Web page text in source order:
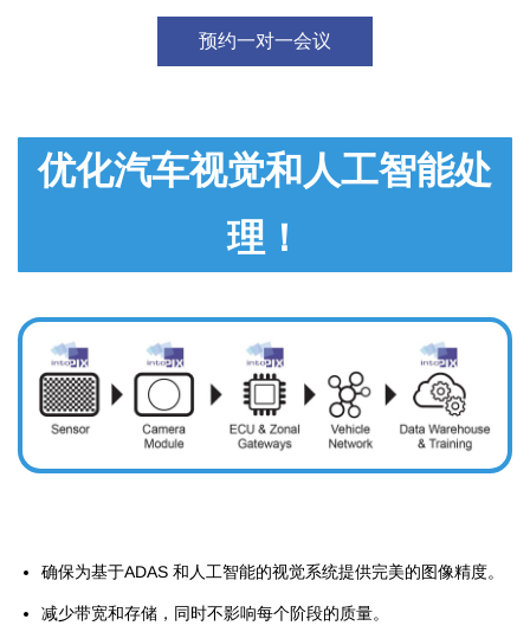
预约一对一会议
优化汽车视觉和人工智能处
理！
确保为基于ADAS 和人工智能的视觉系统提供完美的图像精度。
减少带宽和存储，同时不影响每个阶段的质量。